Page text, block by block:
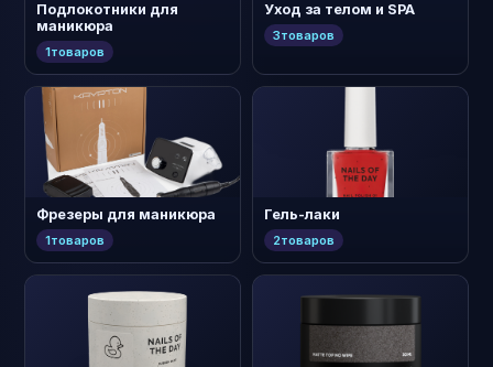
Подлокотники для
маникюра
1товаров
Уход за телом и SPA
3товаров
Фрезеры для маникюра
1товаров
Гель-лаки
2товаров